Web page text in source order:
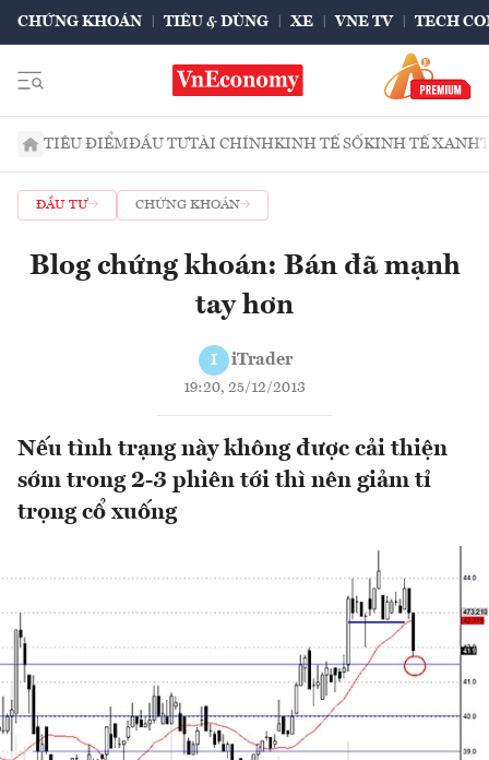
CHỨNG KHOÁN TIÊU & DÙNG XE VNE TV TECH
TIÊU ĐIỂMĐẦU TƯTÀI CHÍNHKINH TẾ SỐKINH TẾ XANH
ĐẦU TƯ CHỨNG KHOÁN
Blog chứng khoán: Bán đã mạnh
tay hơn
I iTrader
19:20, 25/12/2013
Nếu tình trạng này không được cải thiện
sớm trong 2-3 phiên tới thì nên giảm tỉ
trọng cổ xuống